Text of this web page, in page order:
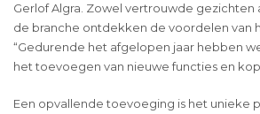
Gerlof Algra. Zowel vertrouwde gezichten
de branche ontdekken de voordelen van
“Gedurende het afgelopen jaar hebben
het toevoegen van nieuwe functies en
Een opvallende toevoeging is het unieke